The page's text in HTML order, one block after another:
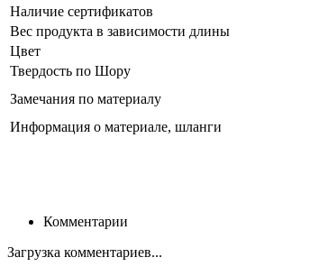
Наличие сертификатов
Вес продукта в зависимости длины
Цвет
Твердость по Шору
Замечания по материалу
Информация о материале, шланги
Комментарии
Загрузка комментариев...